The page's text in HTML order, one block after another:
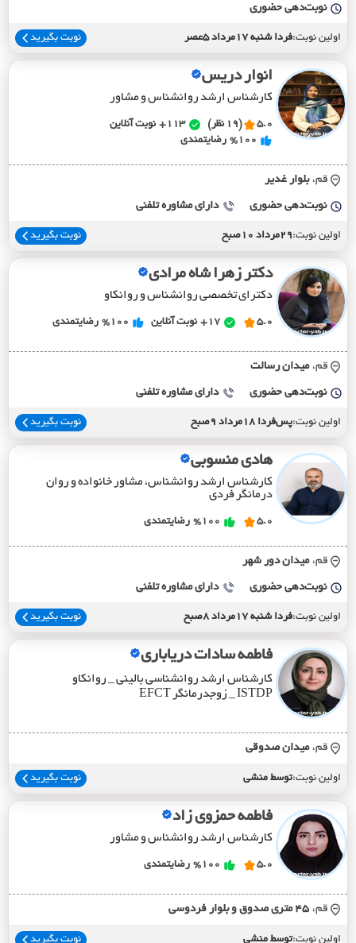
نوبت‌دهی حضوری
اولین نوبت:فردا شنبه 17مرداد 5عصر نوبت بگیرید
انوار دریس
کارشناس ارشد روانشناس و مشاور
5.0 (19 نظر) 113+
نوبت آنلاین
%100 رضایتمندی
قم، بلوار غدير
نوبت‌دهی حضوری دارای مشاوره تلفنی
اولین نوبت:29مرداد 10صبح نوبت بگیرید
دکتر زهرا شاه مرادی
دکترای تخصصی روانشناس و روانکاو
5.0
17+ نوبت آنلاین %100 رضایتمندی
قم، ميدان رسالت
نوبت‌دهی حضوری دارای مشاوره تلفنی
اولین نوبت:پس‌فردا 18مرداد 9صبح نوبت بگیرید
هادی منسوبی
کارشناس ارشد روانشناس، مشاور خانواده و روان
درمانگر فردی
5.0
%100 رضایتمندی
قم، ميدان دور شهر
نوبت‌دهی حضوری دارای مشاوره تلفنی
اولین نوبت:فردا شنبه 17مرداد 8صبح نوبت بگیرید
فاطمه سادات دریاباری
کارشناس ارشد روانشناسی بالینی _ روانکاو
ISTDP _ زوجدرمانگر EFCT
قم، ميدان صدوقي
اولین نوبت:توسط منشی نوبت بگیرید
فاطمه حمزوی زاد
کارشناس ارشد روانشناس و مشاور
5.0
%100 رضایتمندی
قم، 45 متري صدوق و بلوار فردوسي
اولین نوبت:توسط منشی نوبت بگیرید